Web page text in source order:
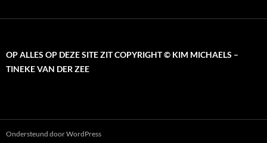
OP ALLES OP DEZE SITE ZIT COPYRIGHT © KIM MICHAELS –
TINEKE VAN DER ZEE
Ondersteund door WordPress